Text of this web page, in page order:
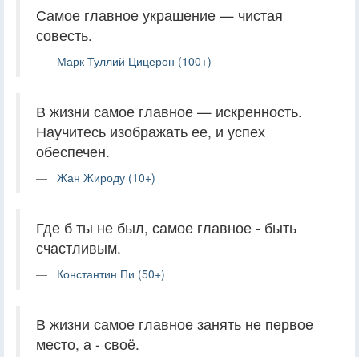
Самое главное украшение — чистая
совесть.
Марк Туллий Цицерон (100+)
В жизни самое главное — искренность.
Научитесь изображать ее, и успех
обеспечен.
Жан Жироду (10+)
Где б ты не был, самое главное - быть
счастливым.
Константин Пи (50+)
В жизни самое главное занять не первое
место, а - своё.